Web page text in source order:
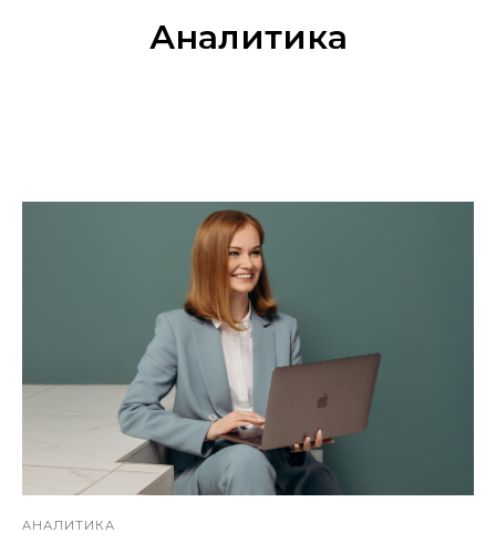
Аналитика
АНАЛИТИКА